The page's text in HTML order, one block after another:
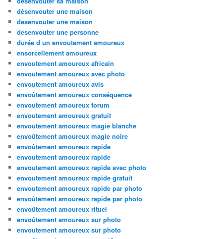
désenvouter une maison
desenvouter une maison
desenvouter une personne
durée d un envoutement amoureux
ensorcellement amoureux
envoutement amoureux africain
envoutement amoureux avec photo
envoutement amoureux avis
envoûtement amoureux conséquence
envoutement amoureux forum
envoutement amoureux gratuit
envoutement amoureux magie blanche
envoûtement amoureux magie noire
envoûtement amoureux rapide
envoutement amoureux rapide
envoutement amoureux rapide avec photo
envoutement amoureux rapide gratuit
envoutement amoureux rapide par photo
envoûtement amoureux rapide par photo
envoûtement amoureux rituel
envoûtement amoureux sur photo
envoutement amoureux sur photo